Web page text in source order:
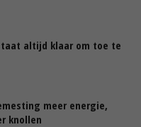
altijd klaar om toe te
meer energie,
knollen